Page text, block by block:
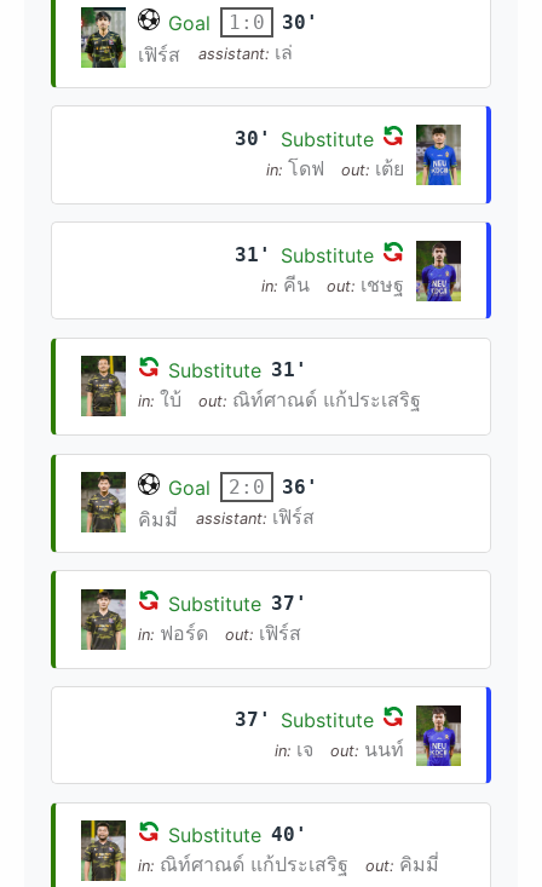
Goal 1:0 30'
เฟิร์ส assistant: เล่
30' Substitute
in: โดฟ out: เต้ย
31' Substitute
in: คีน out: เชษฐ
Substitute 31'
in: ใบ้ out: ณิท์ศาณด์ แก้ประเสริฐ
Goal 2:0 36'
คิมมี่ assistant: เฟิร์ส
Substitute 37'
in: ฟอร์ด out: เฟิร์ส
37' Substitute
in: เจ out: นนท์
Substitute 40'
in: ณิท์ศาณด์ แก้ประเสริฐ out: คิมมี่